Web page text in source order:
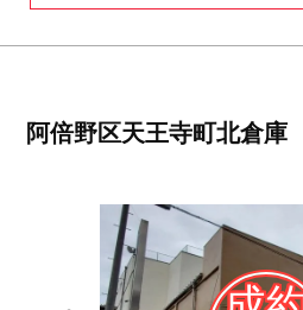
阿倍野区天王寺町北倉庫